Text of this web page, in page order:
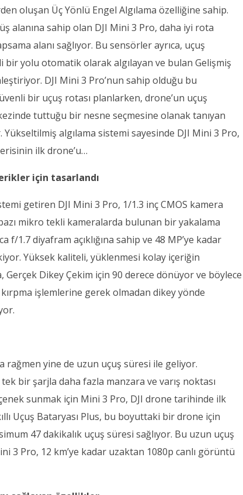
oluşan Üç Yönlü Engel Algılama özelliğine sahip.
alanına sahip olan DJI Mini 3 Pro, daha iyi rota
alanı sağlıyor. Bu sensörler ayrıca, uçuş
bir yolu otomatik olarak algılayan ve bulan Gelişmiş
DJI Mini 3 Pro’nun sahip olduğu bu
bir uçuş rotası planlarken, drone’un uçuş
tuttuğu bir nesne seçmesine olanak tanıyan
algılama sistemi sayesinde DJI Mini 3 Pro,
ilk drone’u…
için tasarlandı
getiren DJI Mini 3 Pro, 1/1.3 inç CMOS kamera
mikro tekli kameralarda bulunan bir yakalama
f/1.7 diyafram açıklığına sahip ve 48 MP’ye kadar
Yüksek kaliteli, yüklenmesi kolay içeriğin
Gerçek Dikey Çekim için 90 derece dönüyor ve böylece
işlemlerine gerek olmadan dikey yönde
rağmen yine de uzun uçuş süresi ile geliyor.
bir şarjla daha fazla manzara ve varış noktası
sunmak için Mini 3 Pro, DJI drone tarihinde ilk
Uçuş Bataryası Plus, bu boyuttaki bir drone için
47 dakikalık uçuş süresi sağlıyor. Bu uzun uçuş
3 Pro, 12 km’ye kadar uzaktan 1080p canlı görüntü